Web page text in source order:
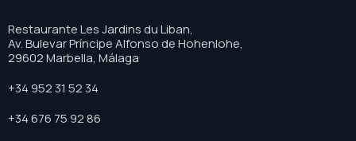
Restaurante Les Jardins du Liban,
Av. Bulevar Príncipe Alfonso de Hohenlohe,
29602 Marbella, Málaga
+34 952 31 52 34
+34 676 75 92 86